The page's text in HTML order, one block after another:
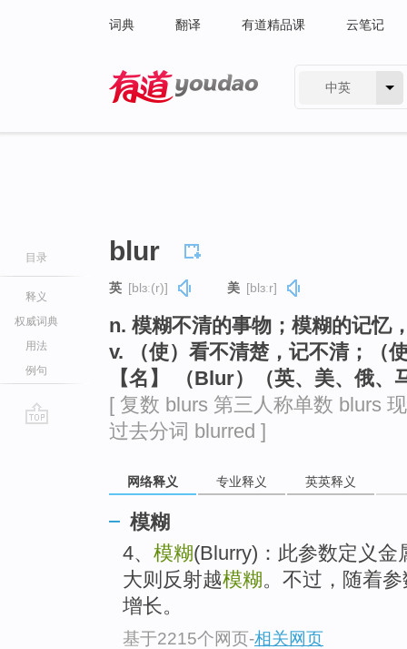
词典 翻译 有道精品课 云笔记
中英
目录
释义
权威词典
用法
例句
blur
英 [blɜː(r)] 美 [blɜːr]
n. 模糊不清的事物；模糊的记忆
v. （使）看不清楚，记不清；（
【名】 （Blur）（英、美、俄
[ 复数 blurs 第三人称单数 blurs
过去分词 blurred ]
网络释义 专业释义 英英释义
模糊
4、 模糊(Blurry)：此参数定义金
大则反射越模糊。不过，随着
增长。
基于2215个网页-相关网页